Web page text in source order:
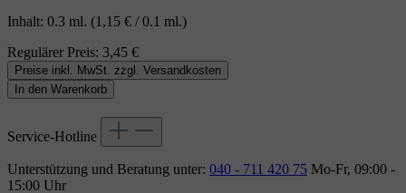
Inhalt: 0.3 ml. (1,15 € / 0.1 ml.)
Regulärer Preis: 3,45 €
Preise inkl. MwSt. zzgl. Versandkosten
In den Warenkorb
Service-Hotline
Unterstützung und Beratung unter: 040 - 711 420 75 Mo-Fr, 09:00 -
15:00 Uhr